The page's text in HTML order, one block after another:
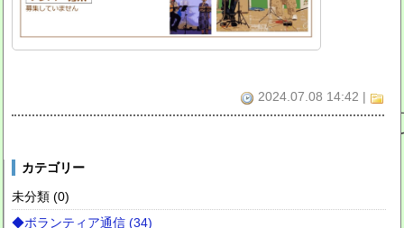
2024.07.08 14:42 |
カテゴリー
未分類 (0)
◆ボランティア通信 (34)